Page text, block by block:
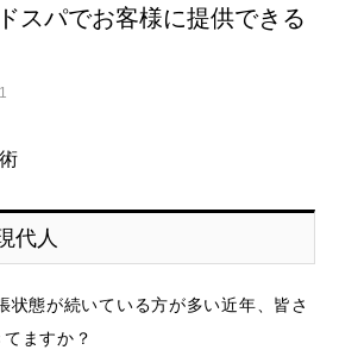
スパでお客様に提供できる
代人
状態が続いている方が多い近年、皆さ
ますか？